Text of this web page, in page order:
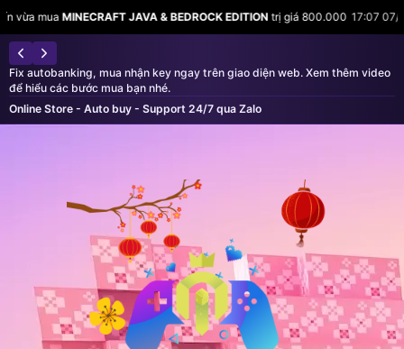
MINECRAFT JAVA & BEDROCK EDITIONtrị giá 800.000 17:07 07/08
Fix autobanking, mua nhận key ngay trên giao diện web. Xem thêm video
để hiểu các bước mua bạn nhé.
Online Store - Auto buy - Support 24/7 qua Zalo